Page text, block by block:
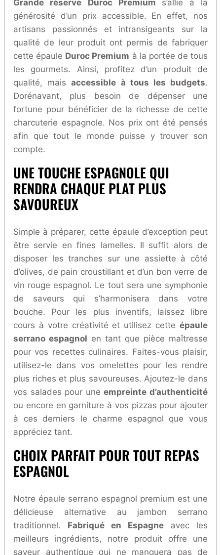
Grande réserve Duroc Premium s’allie à la
générosité d’un prix accessible. En effet, nos
artisans passionnés et intransigeants sur la
qualité de leur produit ont permis de fabriquer
cette épaule Duroc Premium à la portée de tous
les gourmets. Ainsi, profitez d’un produit de
qualité, maisaccessible à tous les budgets.
Dorénavant, plus besoin de dépenser une
fortune pour bénéficier de la richesse de cette
charcuterie espagnole. Nos prix ont été pensés
afin que tout le monde puisse y trouver son
compte.
UNE TOUCHE ESPAGNOLE QUI
RENDRA CHAQUE PLAT PLUS
SAVOUREUX
Simple à préparer, cette épaule d’exception peut
être servie en fines lamelles. Il suffit alors de
disposer les tranches sur une assiette à côté
d’olives, de pain croustillant et d’un bon verre de
vin rouge espagnol. Le tout sera une symphonie
de saveurs qui s’harmonisera dans votre
bouche. Pour les plus inventifs, laissez libre
cours à votre créativité et utilisez cette épaule
serrano espagnol en tant que pièce maîtresse
pour vos recettes culinaires. Faites-vous plaisir,
utilisez-le dans vos omelettes pour les rendre
plus riches et plus savoureuses. Ajoutez-le dans
vos salades pour uneempreinte d’authenticité
ou encore en garniture à vos pizzas pour ajouter
à ces derniers le charme espagnol que vous
appréciez tant.
CHOIX PARFAIT POUR TOUT REPAS
ESPAGNOL
Notre épaule serrano espagnol premium est une
délicieuse alternative au jambon serrano
traditionnel. Fabriqué en Espagne avec les
meilleurs ingrédients, notre produit offre une
saveur authentique qui ne manquera pas de